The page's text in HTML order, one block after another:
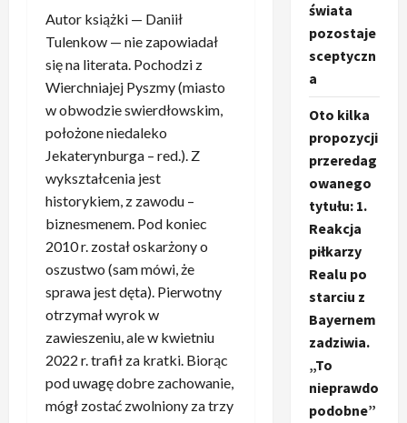
Autor książki — Daniił
Tulenkow — nie zapowiadał
się na literata. Pochodzi z
Wierchniajej Pyszmy (miasto
w obwodzie swierdłowskim,
położone niedaleko
Jekaterynburga – red.). Z
wykształcenia jest
historykiem, z zawodu –
biznesmenem. Pod koniec
2010 r. został oskarżony o
oszustwo (sam mówi, że
sprawa jest dęta). Pierwotny
otrzymał wyrok w
zawieszeniu, ale w kwietniu
2022 r. trafił za kratki. Biorąc
pod uwagę dobre zachowanie,
mógł zostać zwolniony za trzy
świata
pozostaje
sceptyczn
a
Oto kilka
propozycji
przeredag
owanego
tytułu: 1.
Reakcja
piłkarzy
Realu po
starciu z
Bayernem
zadziwia.
„To
nieprawdo
podobne”